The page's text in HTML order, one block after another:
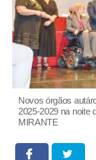
Novos órgãos
2025-2029 na noite
MIRANTE